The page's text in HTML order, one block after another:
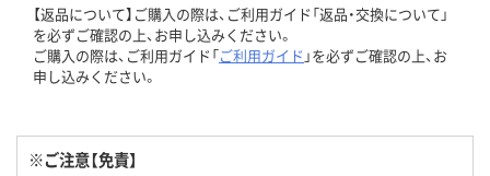
【返品について】ご購入の際は、ご利用ガイド「返品・交換について」
を必ずご確認の上、お申し込みください。
ご購入の際は、ご利用ガイド「ご利用ガイド 」を必ずご確認の上、お
申し込みください。
※ご注意【免責】